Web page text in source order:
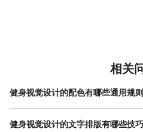
相关
健身视觉设计的配色有哪些通用规
健身视觉设计的配色需要兼顾专业
+辅助色+点缀色”。主色占60%-
健身视觉设计的文字排版有哪些技